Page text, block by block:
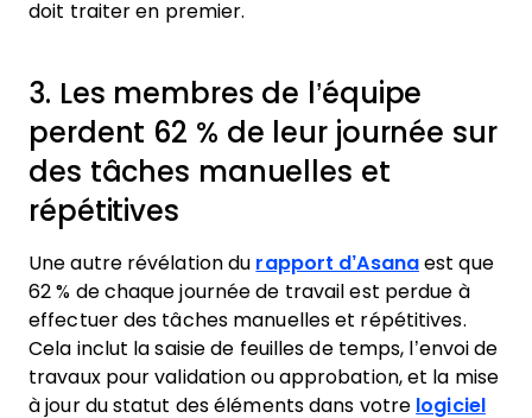
doit traiter en premier.
3. Les membres de l’équipe
perdent 62 % de leur journée sur
des tâches manuelles et
répétitives
Une autre révélation du rapport d’Asanaest que
62 % de chaque journée de travail est perdue à
effectuer des tâches manuelles et répétitives.
Cela inclut la saisie de feuilles de temps, l’envoi de
travaux pour validation ou approbation, et la mise
à jour du statut des éléments dans votre logiciel